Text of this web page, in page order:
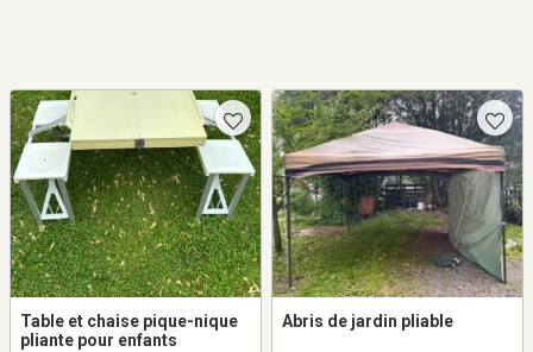
Table et chaise pique-nique
pliante pour enfants
Abris de jardin pliable